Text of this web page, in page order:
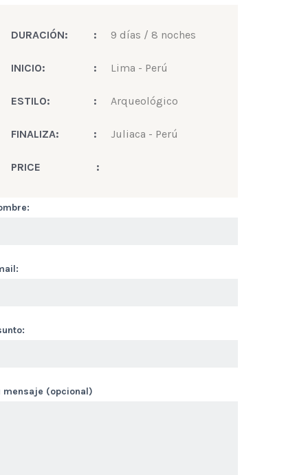
DURACIÓN: : 9 días / 8 noches
INICIO: : Lima - Perú
ESTILO: : Arqueológico
FINALIZA: : Juliaca - Perú
PRICE :
mensaje (opcional)